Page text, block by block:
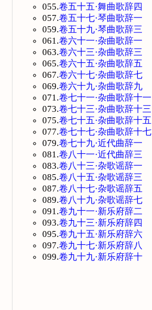
055.卷五十五·舞曲歌辞四
057.卷五十七·琴曲歌辞一
059.卷五十九·琴曲歌辞三
061.卷六十一·杂曲歌辞一
063.卷六十三·杂曲歌辞三
065.卷六十五·杂曲歌辞五
067.卷六十七·杂曲歌辞七
069.卷六十九·杂曲歌辞九
071.卷七十一·杂曲歌辞十一
073.卷七十三·杂曲歌辞十三
075.卷七十五·杂曲歌辞十五
077.卷七十七·杂曲歌辞十七
079.卷七十九·近代曲辞一
081.卷八十一·近代曲辞三
083.卷八十三·杂歌谣辞一
085.卷八十五·杂歌谣辞三
087.卷八十七·杂歌谣辞五
089.卷八十九·杂歌谣辞七
091.卷九十一·新乐府辞二
093.卷九十三·新乐府辞四
095.卷九十五·新乐府辞六
097.卷九十七·新乐府辞八
099.卷九十九·新乐府辞十